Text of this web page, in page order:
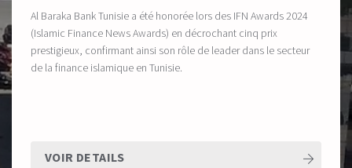
Al Baraka Bank Tunisie a été honorée lors des IFN Awards 2024
(Islamic Finance News Awards) en décrochant cinq prix
prestigieux, confirmant ainsi son rôle de leader dans le secteur
de la finance islamique en Tunisie.
VOIR DETAILS